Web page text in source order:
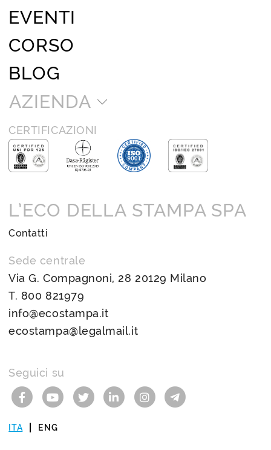
EVENTI
CORSO
BLOG
AZIENDA
CERTIFICAZIONI
L’ECO DELLA STAMPA SPA
Contatti
Sede centrale
Via G. Compagnoni, 28 20129 Milano
T. 800 821979
info@ecostampa.it
ecostampa@legalmail.it
Seguici su
ITA ENG